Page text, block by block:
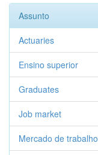
Assunto
Actuaries
Ensino superior
Graduates
Job market
Mercado de trabalho